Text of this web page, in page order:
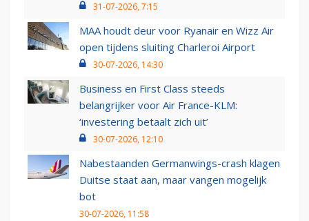
31-07-2026, 7:15
MAA houdt deur voor Ryanair en Wizz Air
open tijdens sluiting Charleroi Airport
30-07-2026, 14:30
Business en First Class steeds
belangrijker voor Air France-KLM:
‘investering betaalt zich uit’
30-07-2026, 12:10
Nabestaanden Germanwings-crash klagen
Duitse staat aan, maar vangen mogelijk
bot
30-07-2026, 11:58